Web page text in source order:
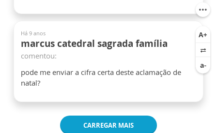
Há 9 anos
marcus catedral sagrada família
comentou:
pode me enviar a cifra certa deste aclamação de
natal?
CARREGAR MAIS